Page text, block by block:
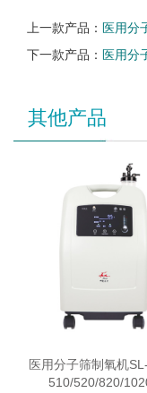
上一款产品： 医用分
下一款产品： 医用分
其他产品
医用分子筛制氧机
510/520/820/